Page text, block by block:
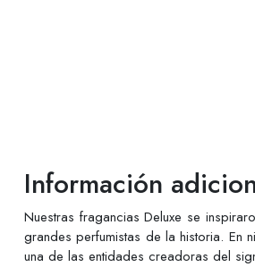
Información
Nuestras fragancias Deluxe se
grandes perfumistas de la historia. En
una de las entidades creadoras del